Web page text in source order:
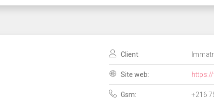
Client:
Site web:
Gsm: +216